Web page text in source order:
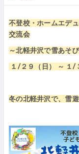
不登校・ホームエデ
交流会
～北軽井沢で雪あそ
１/２９（日） ～ １/
冬の北軽井沢で、雪